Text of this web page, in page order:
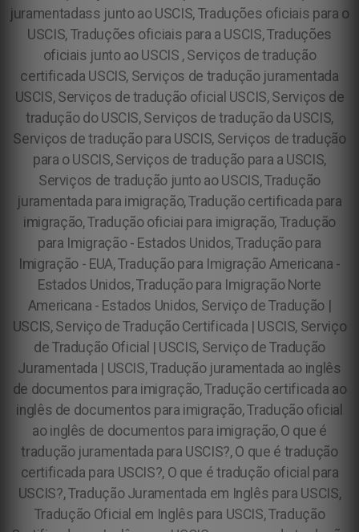
juramentadass junto ao USCIS, Traduções oficiais para o
USCIS, Traduções oficiais para a USCIS, Traduções
oficiais junto ao USCIS , Serviços de tradução
certificada USCIS, Serviços de tradução juramentada
USCIS, Serviços de tradução oficial USCIS, Serviços de
tradução do USCIS, Serviços de tradução da USCIS,
Serviços de tradução para USCIS, Serviços de tradução
para o USCIS, Serviços de tradução para a USCIS,
Serviços de tradução junto ao USCIS, Tradução
juramentada para imigração, Tradução certificada para
imigração, Tradução oficiai para imigração, Tradução
para Imigração - Estados Unidos, Tradução para
Imigração - EUA, Tradução para Imigração Americana -
Estados Unidos, Tradução para Imigração Norte
Americana - Estados Unidos, Serviço de Tradução |
USCIS, Serviço de Tradução Certificada | USCIS, Serviço
de Tradução Oficial | USCIS, Serviço de Tradução
Juramentada | USCIS, Tradução juramentada ao inglês
de documentos para imigração, Tradução certificada ao
inglês de documentos para imigração, Tradução oficial
ao inglês de documentos para imigração, O que é
tradução juramentada para USCIS?, O que é tradução
certificada para USCIS?, O que é tradução oficial para
USCIS?, Tradução Juramentada em Inglês para USCIS,
Tradução Oficial em Inglês para USCIS, Tradução